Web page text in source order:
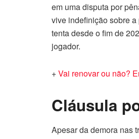
em uma disputa por
vive indefinição sobre
tenta desde o fim de
jogador.
+Vai renovar ou não?
Cláusula
Apesar da demora nas